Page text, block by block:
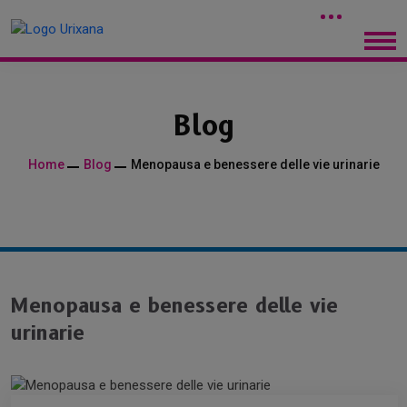
Blog
Home Blog Menopausa e benessere delle vie urinarie
Menopausa e benessere delle vie
urinarie